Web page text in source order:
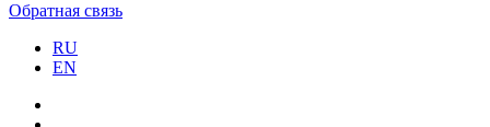
Обратная связь
RU
EN